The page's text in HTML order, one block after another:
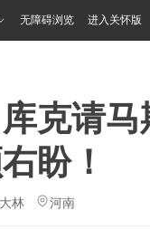
无障碍浏览 进入关怀版
克请
盼！
林 河南